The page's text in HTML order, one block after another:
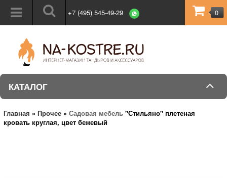
+7 (495) 545-49-29 0
КАТАЛОГ
Главная » Прочее » Садовая мебель "Стильяно" плетеная
кровать круглая, цвет бежевый